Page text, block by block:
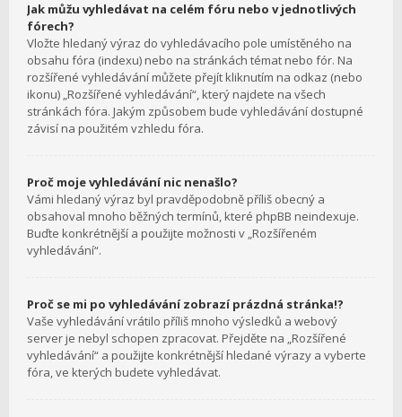
Jak můžu vyhledávat na celém fóru nebo v jednotlivých
fórech?
Vložte hledaný výraz do vyhledávacího pole umístěného na
obsahu fóra (indexu) nebo na stránkách témat nebo fór. Na
rozšířené vyhledávání můžete přejít kliknutím na odkaz (nebo
ikonu) „Rozšířené vyhledávání“, který najdete na všech
stránkách fóra. Jakým způsobem bude vyhledávání dostupné
závisí na použitém vzhledu fóra.
Proč moje vyhledávání nic nenašlo?
Vámi hledaný výraz byl pravděpodobně příliš obecný a
obsahoval mnoho běžných termínů, které phpBB neindexuje.
Buďte konkrétnější a použijte možnosti v „Rozšířeném
vyhledávání“.
Proč se mi po vyhledávání zobrazí prázdná stránka!?
Vaše vyhledávání vrátilo příliš mnoho výsledků a webový
server je nebyl schopen zpracovat. Přejděte na „Rozšířené
vyhledávání“ a použijte konkrétnější hledané výrazy a vyberte
fóra, ve kterých budete vyhledávat.